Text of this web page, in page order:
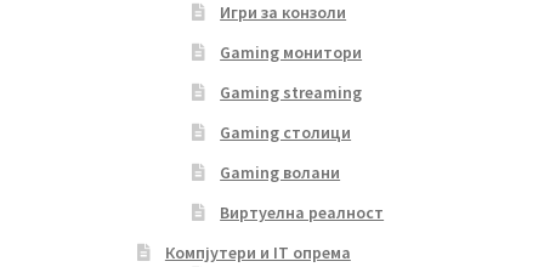
Игри за конзоли
Gaming монитори
Gaming streaming
Gaming столици
Gaming волани
Виртуелна реалност
Компјутери и IT опрема